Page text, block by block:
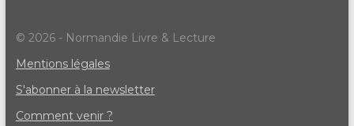
© 2026 - Normandie Livre & Lecture
Mentions légales
S'abonner à la newsletter
Comment venir ?